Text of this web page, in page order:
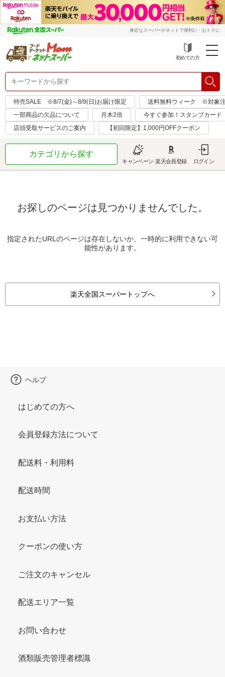
身近なスーパーがネットで便利に・おトクに
初めての方
特売SALE ※8/7(金)～8/9(日)お届け限定
送料無料ウィーク ※対象
一部商品の欠品について
月木2倍
今すぐ参加！スタンプカード
店頭受取サービスのご案内
【初回限定】1,000円OFFクーポン
カテゴリから探す
キャンペーン 楽天会員登録 ログイン
お探しのページは見つかりませんでした。
指定されたURLのページは存在しないか、一時的に利用できない可
能性があります。
楽天全国スーパートップへ
ヘルプ
はじめての方へ
会員登録方法について
配送料・利用料
配送時間
お支払い方法
クーポンの使い方
ご注文のキャンセル
配送エリア一覧
お問い合わせ
酒類販売管理者標識